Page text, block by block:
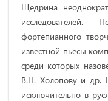
Щедрина
исследователей.
фортепианного
известной пьесы
среди которых
В.Н. Холопову и др.
исключительно в